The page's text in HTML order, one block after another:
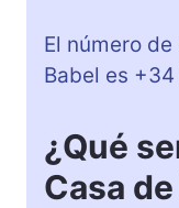
El número
Babel es
¿Qué
Casa